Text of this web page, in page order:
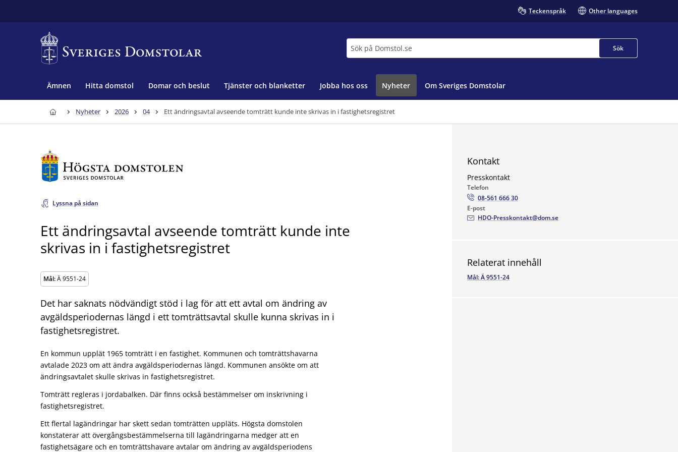
Teckenspråk Other languages
Sök
Ämnen Hitta domstol Domar och beslut Tjänster och blanketter Jobba hos oss Nyheter Om Sveriges Domstolar
Nyheter 2026 04 Ett ändringsavtal avseende tomträtt kunde inte skrivas in i fastighetsregistret
Lyssna på sidan
Ett ändringsavtal avseende tomträtt kunde inte
skrivas in i fastighetsregistret
Mål:Ä 9551-24
Det har saknats nödvändigt stöd i lag för att ett avtal om ändring av
avgäldsperiodernas längd i ett tomträttsavtal skulle kunna skrivas in i
fastighetsregistret.
En kommun upplät 1965 tomträtt i en fastighet. Kommunen och tomträttshavarna
avtalade 2023 om att ändra avgäldsperiodernas längd. Kommunen ansökte om att
ändringsavtalet skulle skrivas in fastighetsregistret.
Tomträtt regleras i jordabalken. Där finns också bestämmelser om inskrivning i
fastighetsregistret.
Ett flertal lagändringar har skett sedan tomträtten uppläts. Högsta domstolen
konstaterar att övergångsbestämmelserna till lagändringarna medger att en
fastighetsägare och en tomträttshavare avtalar om ändring av avgäldsperiodens
Kontakt
Presskontakt
Telefon
08-561 666 30
E-post
HDO-Presskontakt@dom.se
Relaterat innehåll
Mål: Ä 9551-24